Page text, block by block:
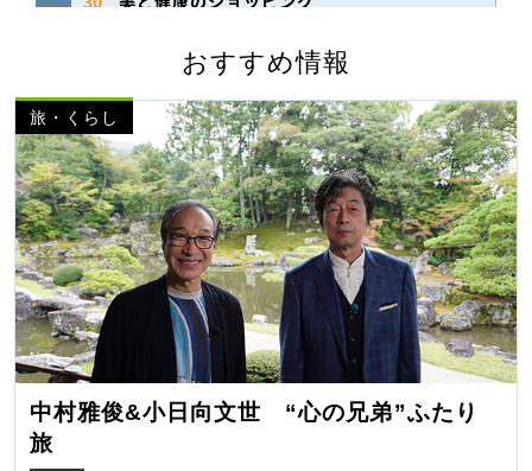
おすすめ情報
旅・くらし
中村雅俊&小日向文世 “心の兄弟”ふたり
旅